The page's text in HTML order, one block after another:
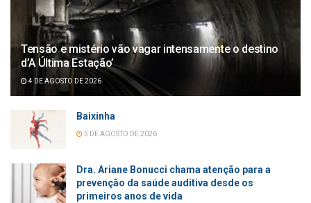
Tensão e mistério vão vagar intensamente o destino
d’A Última Estação’
4 DE AGOSTO DE 2026
Baixinha
5 DE AGOSTO DE 2026
Dra. Ariane Bonucci chama atenção para a
prevenção da saúde auditiva desde os
primeiros anos de vida